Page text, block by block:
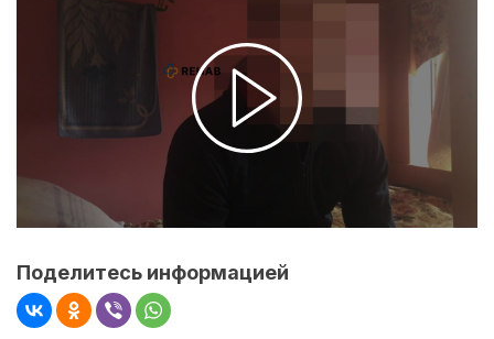
Поделитесь информацией